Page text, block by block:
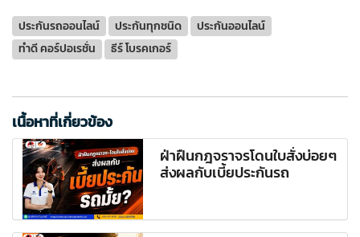
ประกันรถออนไลน์ ประกันทุกชนิด
ประกันออนไลน์
ทำดี คอร์ปอเรชั่น
ธีร์ โบรคเกอร์
เนื้อหาที่เกี่ยวข้อง
ฝ่าฝืนกฎจราจรโดนใบสั่งบ่อยๆ
ส่งผลกับเบี้ยประกันรถ